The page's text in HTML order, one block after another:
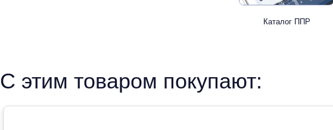
Каталог ППР
С этим товаром покупают: